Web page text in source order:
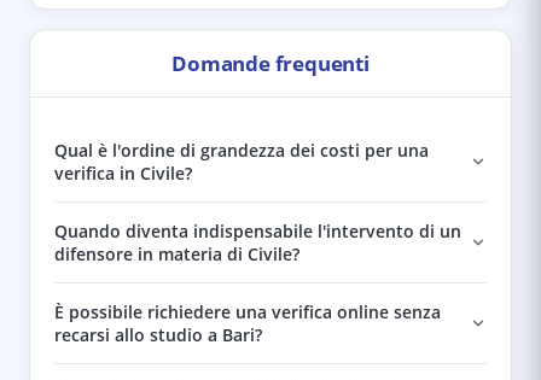
Domande frequenti
Qual è l'ordine di grandezza dei costi per una
verifica in Civile?
Quando diventa indispensabile l'intervento di un
difensore in materia di Civile?
È possibile richiedere una verifica online senza
recarsi allo studio a Bari?